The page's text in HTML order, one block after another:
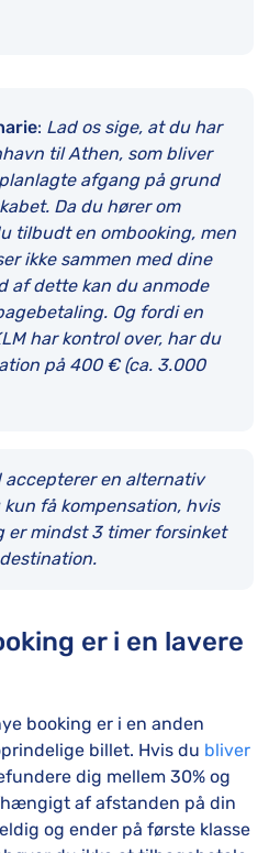
: Lad os sige, at du har
til Athen, som bliver
afgang på grund
Da du hører om
tilbudt en ombooking, men
ikke sammen med dine
af dette kan du anmode
Og fordi en
har kontrol over, har du
på 400 € (ca. 3.000
accepterer en alternativ
få kompensation, hvis
er mindst 3 timer forsinket
er i en lavere
booking er i en anden
billet. Hvis du bliver
dig mellem 30% og
af afstanden på din
og ender på første klasse